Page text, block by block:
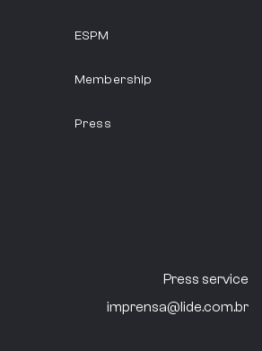
ESPM
Membership
Press
Press service
imprensa@lide.com.br